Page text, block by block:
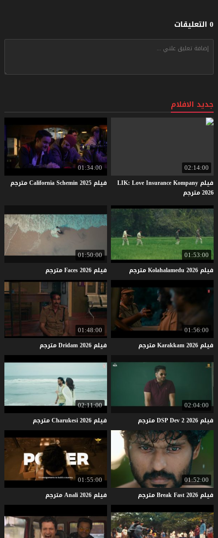
0 التعليقات
جديد الافلام
02:14:00
فيلم LIK: Love Insurance Kompany
2026 مترجم
01:34:00
فيلم CaliforniaSchemin2025 مترجم
01:53:00
فيلم Kolahalamedu2026 مترجم
01:50:00
فيلم Faces2026 مترجم
01:56:00
فيلم Karakkam2026 مترجم
01:48:00
فيلم Dridam2026 مترجم
02:04:00
فيلم DSPDev22026 مترجم
02:11:00
فيلم Charukesi2026 مترجم
01:52:00
فيلم BreakFast2026 مترجم
01:55:00
فيلم Anali2026 مترجم